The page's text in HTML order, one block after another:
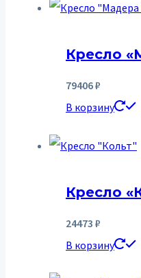
Кресло
79406₽
В корзину
Кресло
24473 ₽
В корзину